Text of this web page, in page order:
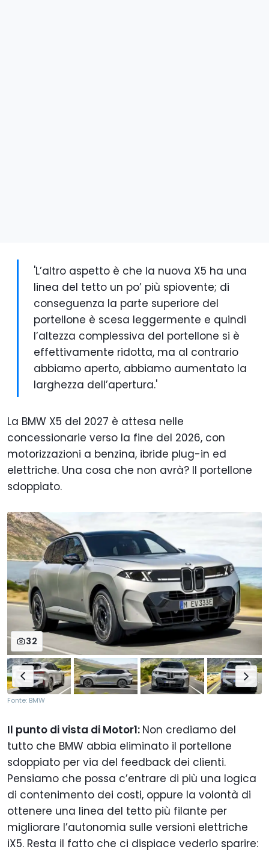
'L’altro aspetto è che la nuova X5 ha una
linea del tetto un po’ più spiovente; di
conseguenza la parte superiore del
portellone è scesa leggermente e quindi
l’altezza complessiva del portellone si è
effettivamente ridotta, ma al contrario
abbiamo aperto, abbiamo aumentato la
larghezza dell’apertura.'
La BMW X5 del 2027 è attesa nelle
concessionarie verso la fine del 2026, con
motorizzazioni a benzina, ibride plug-in ed
elettriche. Una cosa che non avrà? Il portellone
sdoppiato.
32
Fonte: BMW
Il punto di vista di Motor1: Non crediamo del
tutto che BMW abbia eliminato il portellone
sdoppiato per via del feedback dei clienti.
Pensiamo che possa c’entrare di più una logica
di contenimento dei costi, oppure la volontà di
ottenere una linea del tetto più filante per
migliorare l’autonomia sulle versioni elettriche
iX5. Resta il fatto che ci dispiace vederlo sparire: